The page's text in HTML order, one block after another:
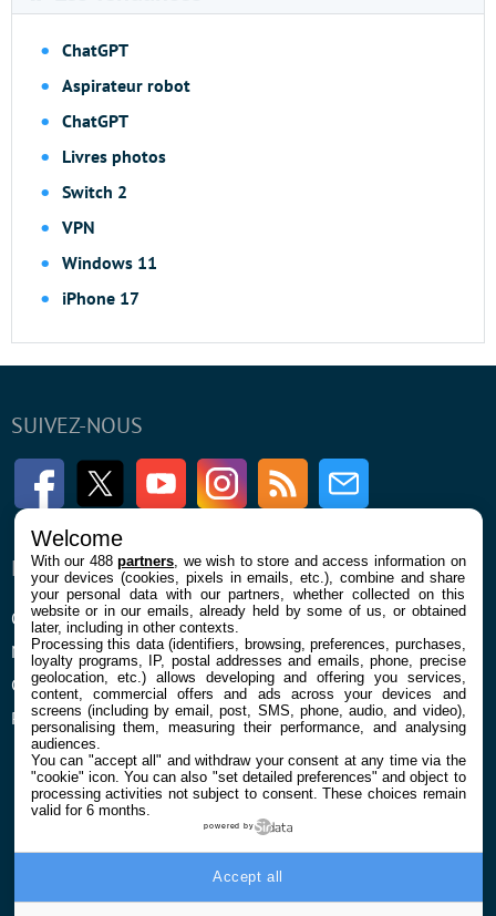
ChatGPT
Aspirateur robot
ChatGPT
Livres photos
Switch 2
VPN
Windows 11
iPhone 17
SUIVEZ-NOUS
FacebookTwitter Youtube InstagramRSS Newsletter
ENTREPRISE
Qui sommes nous
Mentions légales et CGU
Confidentialité et Cookies
Préférences cookies
À PROPOS
La rédaction
Contact
Welcome
With our 488partners , we wish to store and access information on
your devices (cookies, pixels in emails, etc.), combine and share
your personal data with our partners, whether collected on this
website or in our emails, already held by some of us, or obtained
later, including in other contexts.
Processing this data (identifiers, browsing, preferences, purchases,
loyalty programs, IP, postal addresses and emails, phone, precise
geolocation, etc.) allows developing and offering you services,
content, commercial offers and ads across your devices and
screens (including by email, post, SMS, phone, audio, and video),
personalising them, measuring their performance, and analysing
audiences.
You can "accept all" and withdraw your consent at any time via the
"cookie" icon. You can also "set detailed preferences" and object to
processing activities not subject to consent. These choices remain
valid for 6 months.
powered by
Accept all